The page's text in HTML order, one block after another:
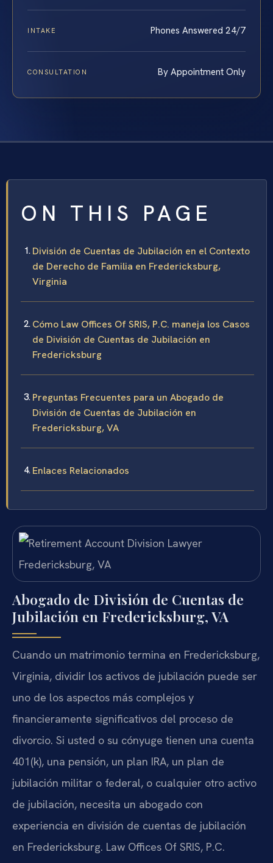
INTAKE Phones Answered 24/7
CONSULTATION By Appointment Only
ON THIS PAGE
División de Cuentas de Jubilación en el Contexto
de Derecho de Familia en Fredericksburg,
Virginia
Cómo Law Offices Of SRIS, P.C. maneja los Casos
de División de Cuentas de Jubilación en
Fredericksburg
Preguntas Frecuentes para un Abogado de
División de Cuentas de Jubilación en
Fredericksburg, VA
Enlaces Relacionados
Abogado de División de Cuentas de
Jubilación en Fredericksburg, VA
Cuando un matrimonio termina en Fredericksburg,
Virginia, dividir los activos de jubilación puede ser
uno de los aspectos más complejos y
financieramente significativos del proceso de
divorcio. Si usted o su cónyuge tienen una cuenta
401(k), una pensión, un plan IRA, un plan de
jubilación militar o federal, o cualquier otro activo
de jubilación, necesita un abogado con
experiencia en división de cuentas de jubilación
en Fredericksburg. Law Offices Of SRIS, P.C.